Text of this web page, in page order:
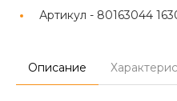
Артикул - 80163044
Описание